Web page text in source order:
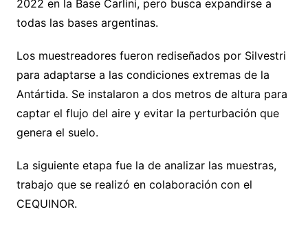
2022 en la Base Carlini, pero busca expandirse a
todas las bases argentinas.
Los muestreadores fueron rediseñados por Silvestri
para adaptarse a las condiciones extremas de la
Antártida. Se instalaron a dos metros de altura para
captar el flujo del aire y evitar la perturbación que
genera el suelo.
La siguiente etapa fue la de analizar las muestras,
trabajo que se realizó en colaboración con el
CEQUINOR.